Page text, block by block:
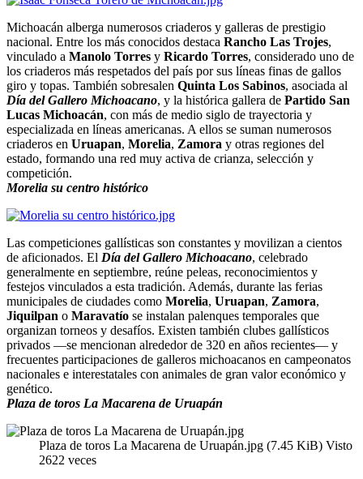
Michoacán alberga numerosos criaderos y galleras de prestigio
nacional. Entre los más conocidos destaca Rancho Las Trojes,
vinculado a Manolo Torres y Ricardo Torres, considerado uno de
los criaderos más respetados del país por sus líneas finas de gallos
giro y topas. También sobresalen Quinta Los Sabinos, asociada al
Día del Gallero Michoacano, y la histórica gallera de Partido San
Lucas Michoacán, con más de medio siglo de trayectoria y
especializada en líneas americanas. A ellos se suman numerosos
criaderos en Uruapan, Morelia, Zamora y otras regiones del
estado, formando una red muy activa de crianza, selección y
competición.
Morelia su centro histórico
Las competiciones gallísticas son constantes y movilizan a cientos
de aficionados. El Día del Gallero Michoacano, celebrado
generalmente en septiembre, reúne peleas, reconocimientos y
festejos vinculados a esta tradición. Además, durante las ferias
municipales de ciudades como Morelia, Uruapan, Zamora,
Jiquilpan o Maravatío se instalan palenques temporales que
organizan torneos y desafíos. Existen también clubes gallísticos
privados —se mencionan alrededor de 320 en años recientes— y
frecuentes participaciones de galleros michoacanos en campeonatos
nacionales e interestatales con animales de gran valor económico y
genético.
Plaza de toros La Macarena de Uruapán
Plaza de toros La Macarena de Uruapán.jpg (7.45 KiB) Visto
2622 veces